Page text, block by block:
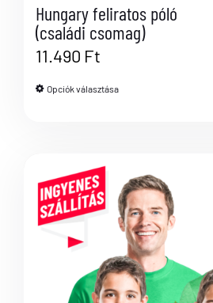
Hungary feliratos póló
(családi csomag)
11.490 Ft
Opciók választása